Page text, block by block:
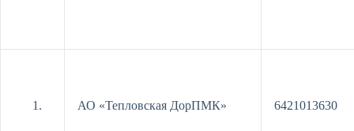
АО «Тепловская ДорПМК» 6421013630